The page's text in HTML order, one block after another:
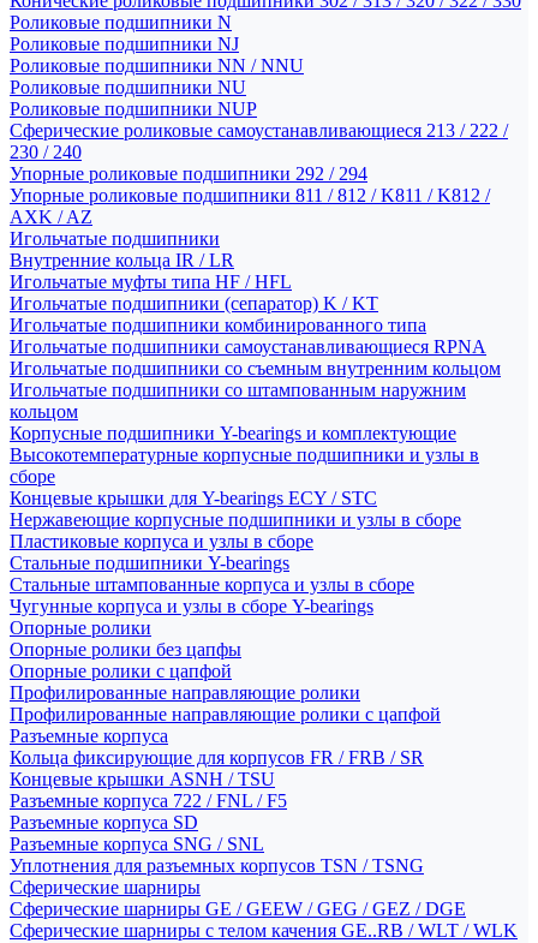
Роликовые подшипники N
Роликовые подшипники NJ
Роликовые подшипники NN / NNU
Роликовые подшипники NU
Роликовые подшипники NUP
Сферические роликовые самоустанавливающиеся 213 / 222 /
230 / 240
Упорные роликовые подшипники 292 / 294
Упорные роликовые подшипники 811 / 812 / K811 / K812 /
AXK / AZ
Игольчатые подшипники
Внутренние кольца IR / LR
Игольчатые муфты типа HF / HFL
Игольчатые подшипники (сепаратор) K / KT
Игольчатые подшипники комбинированного типа
Игольчатые подшипники самоустанавливающиеся RPNA
Игольчатые подшипники со съемным внутренним кольцом
Игольчатые подшипники со штампованным наружним
кольцом
Корпусные подшипники Y-bearings и комплектующие
Высокотемпературные корпусные подшипники и узлы в
сборе
Концевые крышки для Y-bearings ECY / STC
Нержавеющие корпусные подшипники и узлы в сборе
Пластиковые корпуса и узлы в сборе
Стальные подшипники Y-bearings
Стальные штампованные корпуса и узлы в сборе
Чугунные корпуса и узлы в сборе Y-bearings
Опорные ролики
Опорные ролики без цапфы
Опорные ролики с цапфой
Профилированные направляющие ролики
Профилированные направляющие ролики с цапфой
Разъемные корпуса
Кольца фиксирующие для корпусов FR / FRB / SR
Концевые крышки ASNH / TSU
Разъемные корпуса 722 / FNL / F5
Разъемные корпуса SD
Разъемные корпуса SNG / SNL
Уплотнения для разъемных корпусов TSN / TSNG
Сферические шарниры
Сферические шарниры GE / GEEW / GEG / GEZ / DGE
Сферические шарниры с телом качения GE..RB / WLT / WLK